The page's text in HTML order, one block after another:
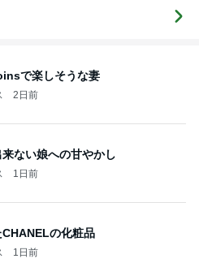
で楽しそうな妻
2日前
ない娘への甘やかし
1日前
の化粧品
1日前